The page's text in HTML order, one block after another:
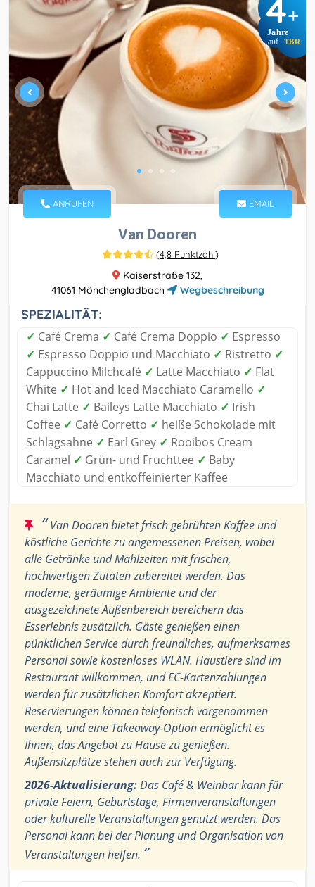
4+
Jahre
auf TBR
ANRUFEN EMAIL
Van Dooren
(4,8 Punktzahl)
Kaiserstraße 132,
41061 Mönchengladbach
Wegbeschreibung
SPEZIALITÄT:
✓ Café Crema ✓ Café Crema Doppio ✓ Espresso
✓ Espresso Doppio und Macchiato ✓ Ristretto ✓
Cappuccino Milchcafé ✓ Latte Macchiato ✓ Flat
White ✓ Hot and Iced Macchiato Caramello ✓
Chai Latte ✓ Baileys Latte Macchiato ✓ Irish
Coffee ✓ Café Corretto ✓ heiße Schokolade mit
Schlagsahne ✓ Earl Grey ✓ Rooibos Cream
Caramel ✓ Grün- und Fruchttee ✓ Baby
Macchiato und entkoffeinierter Kaffee
“Van Dooren bietet frisch gebrühten Kaffee und
köstliche Gerichte zu angemessenen Preisen, wobei
alle Getränke und Mahlzeiten mit frischen,
hochwertigen Zutaten zubereitet werden. Das
moderne, geräumige Ambiente und der
ausgezeichnete Außenbereich bereichern das
Esserlebnis zusätzlich. Gäste genießen einen
pünktlichen Service durch freundliches, aufmerksames
Personal sowie kostenloses WLAN. Haustiere sind im
Restaurant willkommen, und EC-Kartenzahlungen
werden für zusätzlichen Komfort akzeptiert.
Reservierungen können telefonisch vorgenommen
werden, und eine Takeaway-Option ermöglicht es
Ihnen, das Angebot zu Hause zu genießen.
Außensitzplätze stehen auch zur Verfügung.
2026-Aktualisierung:Das Café & Weinbar kann für
private Feiern, Geburtstage, Firmenveranstaltungen
oder kulturelle Veranstaltungen genutzt werden. Das
Personal kann bei der Planung und Organisation von
Veranstaltungen helfen. ”